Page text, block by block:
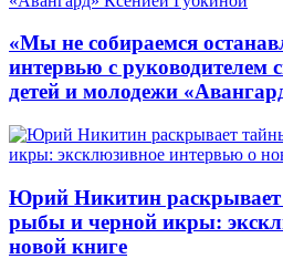
«Мы не собираемся
интервью с руководителем
детей и молодежи
Юрий Никитин
рыбы и черной икры:
новой книге